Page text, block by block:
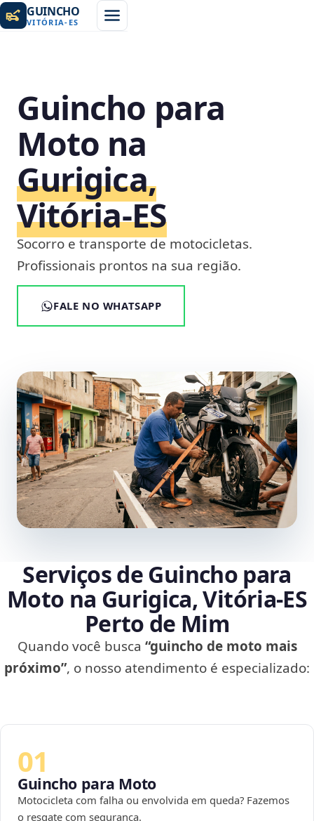
GUINCHO
VITÓRIA- ES
Guincho para
Moto na
Gurigica,
Vitória‑ES
Socorro e transporte de motocicletas.
Profissionais prontos na sua região.
FALE NO WHATSAPP
Serviços de Guincho para
Moto na Gurigica, Vitória‑ES
Perto de Mim
Quando você busca “guincho de moto mais
próximo”, o nosso atendimento é especializado:
01
Guincho para Moto
Motocicleta com falha ou envolvida em queda? Fazemos
o resgate com segurança.